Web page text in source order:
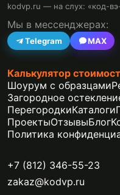
kodvp.ru — на слух: «код-
Мы в мессенджерах:
Telegram MAX
Калькулятор
Шоурум с образцами
Загородное
ПерегородкиКаталоги
ПроектыОтзывыБлог
Политика
+7 (812) 346-55-23
zakaz@kodvp.ru